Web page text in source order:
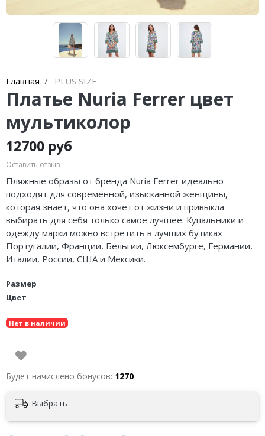
Главная PLUS SIZE
Платье Nuria Ferrer цвет
мультиколор
12700 руб
Оставить отзыв
Пляжные образы от бренда Nuria Ferrer идеально
подходят для современной, изысканной женщины,
которая знает, что она хочет от жизни и привыкла
выбирать для себя только самое лучшее. Купальники и
одежду марки можно встретить в лучших бутиках
Португалии, Франции, Бельгии, Люксембурге, Германии,
Италии, России, США и Мексики.
Размер
Цвет
Нет в наличии
Будет начислено бонусов: 1270
Выбрать